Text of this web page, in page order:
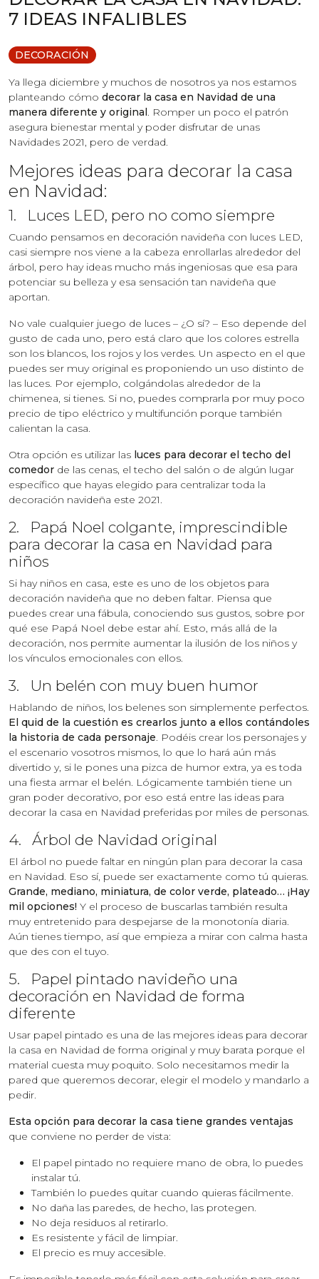
7 IDEAS INFALIBLES
DECORACIÓN
Ya llega diciembre y muchos de nosotros ya nos estamos
planteando cómo decorar la casa en Navidad de una
manera diferente y original. Romper un poco el patrón
asegura bienestar mental y poder disfrutar de unas
Navidades 2021, pero de verdad.
Mejores ideas para decorar la casa
en Navidad:
1. Luces LED, pero no como siempre
Cuando pensamos en decoración navideña con luces LED,
casi siempre nos viene a la cabeza enrollarlas alrededor del
árbol, pero hay ideas mucho más ingeniosas que esa para
potenciar su belleza y esa sensación tan navideña que
aportan.
No vale cualquier juego de luces – ¿O sí? – Eso depende del
gusto de cada uno, pero está claro que los colores estrella
son los blancos, los rojos y los verdes. Un aspecto en el que
puedes ser muy original es proponiendo un uso distinto de
las luces. Por ejemplo, colgándolas alrededor de la
chimenea, si tienes. Si no, puedes comprarla por muy poco
precio de tipo eléctrico y multifunción porque también
calientan la casa.
Otra opción es utilizar las luces para decorar el techo del
comedor de las cenas, el techo del salón o de algún lugar
específico que hayas elegido para centralizar toda la
decoración navideña este 2021.
2. Papá Noel colgante, imprescindible
para decorar la casa en Navidad para
niños
Si hay niños en casa, este es uno de los objetos para
decoración navideña que no deben faltar. Piensa que
puedes crear una fábula, conociendo sus gustos, sobre por
qué ese Papá Noel debe estar ahí. Esto, más allá de la
decoración, nos permite aumentar la ilusión de los niños y
los vínculos emocionales con ellos.
3. Un belén con muy buen humor
Hablando de niños, los belenes son simplemente perfectos.
El quid de la cuestión es crearlos junto a ellos contándoles
la historia de cada personaje. Podéis crear los personajes y
el escenario vosotros mismos, lo que lo hará aún más
divertido y, si le pones una pizca de humor extra, ya es toda
una fiesta armar el belén. Lógicamente también tiene un
gran poder decorativo, por eso está entre las ideas para
decorar la casa en Navidad preferidas por miles de personas.
4. Árbol de Navidad original
El árbol no puede faltar en ningún plan para decorar la casa
en Navidad. Eso sí, puede ser exactamente como tú quieras.
Grande, mediano, miniatura, de color verde, plateado… ¡Hay
mil opciones! Y el proceso de buscarlas también resulta
muy entretenido para despejarse de la monotonía diaria.
Aún tienes tiempo, así que empieza a mirar con calma hasta
que des con el tuyo.
5. Papel pintado navideño una
decoración en Navidad de forma
diferente
Usar papel pintado es una de las mejores ideas para decorar
la casa en Navidad de forma original y muy barata porque el
material cuesta muy poquito. Solo necesitamos medir la
pared que queremos decorar, elegir el modelo y mandarlo a
pedir.
Esta opción para decorar la casa tiene grandes ventajas
que conviene no perder de vista:
El papel pintado no requiere mano de obra, lo puedes
instalar tú.
También lo puedes quitar cuando quieras fácilmente.
No daña las paredes, de hecho, las protegen.
No deja residuos al retirarlo.
Es resistente y fácil de limpiar.
El precio es muy accesible.